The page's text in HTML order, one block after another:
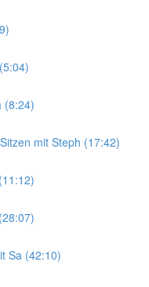
(8:24)
mit Steph (17:42)
Sa (42:10)